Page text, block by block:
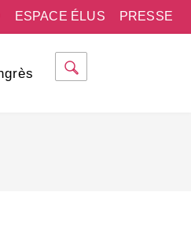
PRESSE
ESPACE ÉLUS